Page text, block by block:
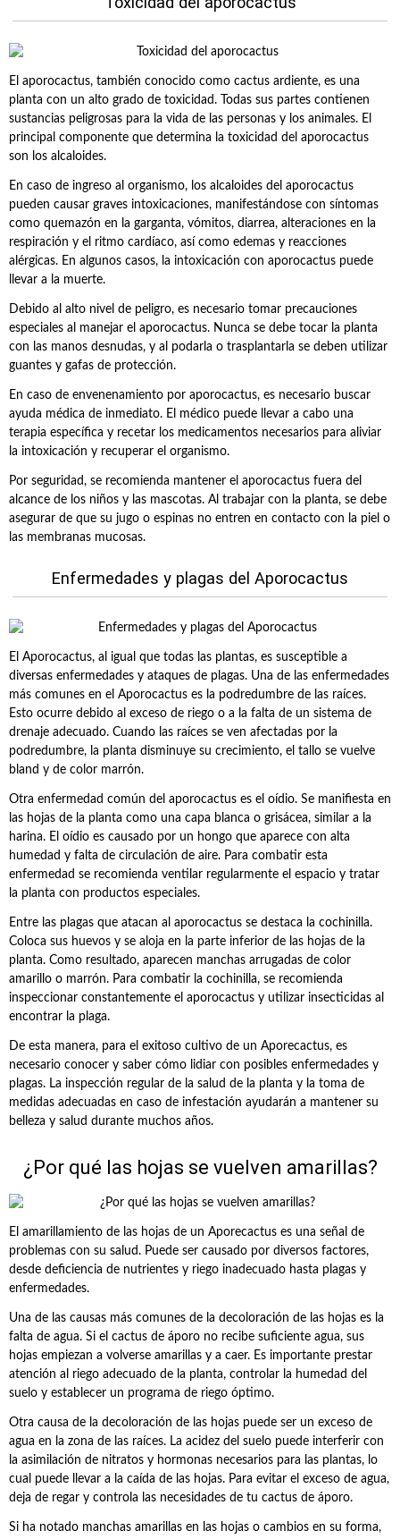
El aporocactus, también conocido como cactus ardiente, es una
planta con un alto grado de toxicidad. Todas sus partes contienen
sustancias peligrosas para la vida de las personas y los animales. El
principal componente que determina la toxicidad del aporocactus
son los alcaloides.
En caso de ingreso al organismo, los alcaloides del aporocactus
pueden causar graves intoxicaciones, manifestándose con síntomas
como quemazón en la garganta, vómitos, diarrea, alteraciones en la
respiración y el ritmo cardíaco, así como edemas y reacciones
alérgicas. En algunos casos, la intoxicación con aporocactus puede
llevar a la muerte.
Debido al alto nivel de peligro, es necesario tomar precauciones
especiales al manejar el aporocactus. Nunca se debe tocar la planta
con las manos desnudas, y al podarla o trasplantarla se deben utilizar
guantes y gafas de protección.
En caso de envenenamiento por aporocactus, es necesario buscar
ayuda médica de inmediato. El médico puede llevar a cabo una
terapia específica y recetar los medicamentos necesarios para aliviar
la intoxicación y recuperar el organismo.
Por seguridad, se recomienda mantener el aporocactus fuera del
alcance de los niños y las mascotas. Al trabajar con la planta, se debe
asegurar de que su jugo o espinas no entren en contacto con la piel o
las membranas mucosas.
Enfermedades y plagas del Aporocactus
El Aporocactus, al igual que todas las plantas, es susceptible a
diversas enfermedades y ataques de plagas. Una de las enfermedades
más comunes en el Aporocactus es la podredumbre de las raíces.
Esto ocurre debido al exceso de riego o a la falta de un sistema de
drenaje adecuado. Cuando las raíces se ven afectadas por la
podredumbre, la planta disminuye su crecimiento, el tallo se vuelve
bland y de color marrón.
Otra enfermedad común del aporocactus es el oídio. Se manifiesta en
las hojas de la planta como una capa blanca o grisácea, similar a la
harina. El oídio es causado por un hongo que aparece con alta
humedad y falta de circulación de aire. Para combatir esta
enfermedad se recomienda ventilar regularmente el espacio y tratar
la planta con productos especiales.
Entre las plagas que atacan al aporocactus se destaca la cochinilla.
Coloca sus huevos y se aloja en la parte inferior de las hojas de la
planta. Como resultado, aparecen manchas arrugadas de color
amarillo o marrón. Para combatir la cochinilla, se recomienda
inspeccionar constantemente el aporocactus y utilizar insecticidas al
encontrar la plaga.
De esta manera, para el exitoso cultivo de un Aporecactus, es
necesario conocer y saber cómo lidiar con posibles enfermedades y
plagas. La inspección regular de la salud de la planta y la toma de
medidas adecuadas en caso de infestación ayudarán a mantener su
belleza y salud durante muchos años.
¿Por qué las hojas se vuelven amarillas?
El amarillamiento de las hojas de un Aporecactus es una señal de
problemas con su salud. Puede ser causado por diversos factores,
desde deficiencia de nutrientes y riego inadecuado hasta plagas y
enfermedades.
Una de las causas más comunes de la decoloración de las hojas es la
falta de agua. Si el cactus de áporo no recibe suficiente agua, sus
hojas empiezan a volverse amarillas y a caer. Es importante prestar
atención al riego adecuado de la planta, controlar la humedad del
suelo y establecer un programa de riego óptimo.
Otra causa de la decoloración de las hojas puede ser un exceso de
agua en la zona de las raíces. La acidez del suelo puede interferir con
la asimilación de nitratos y hormonas necesarios para las plantas, lo
cual puede llevar a la caída de las hojas. Para evitar el exceso de agua,
deja de regar y controla las necesidades de tu cactus de áporo.
Si ha notado manchas amarillas en las hojas o cambios en su forma,